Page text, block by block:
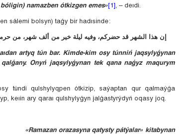
namazben ótkizgen emes»[1] , – deıdi.
sálemi bolsyn) taǵy bir hadısinde:
artyq tún bar. Kimde-kim osy túnniń jaqsylyǵynan
Onyń jaqsylyǵynan tek qana naǵyz maqurym
túndi qulshylyqpen ótkizip, saýaptan qur qalmaýǵa
keıin ary qaraı qulshylyǵyn jalǵastyrýdyń oqasy joq.
«Ramazan orazasyna qatysty pátýalar» kitabynan